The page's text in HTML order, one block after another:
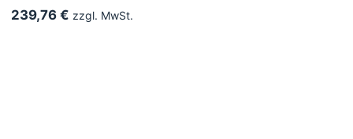
239,76 € zzgl. MwSt.